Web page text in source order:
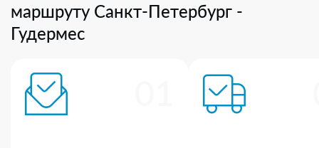
маршруту Санкт-Петербург -
Гудермес